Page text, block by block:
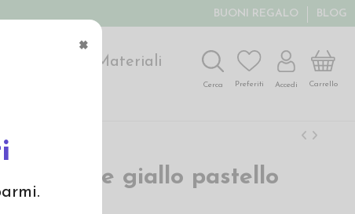
×
BUONI REGALO BLOG
Materiali
Cerca Preferiti Accedi Carrello
colore giallo pastello